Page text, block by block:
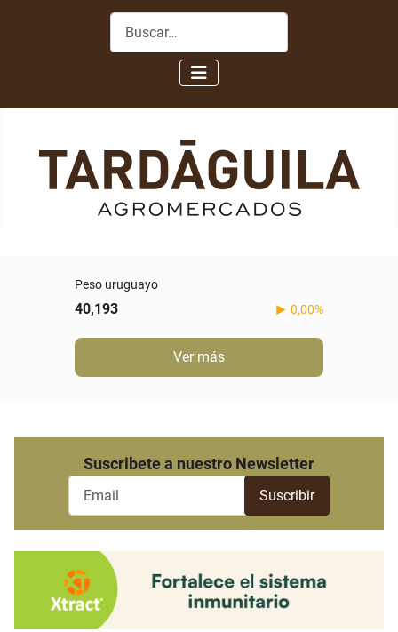
Buscar
Peso uruguayo
40,193 0,00%
Ver más
Suscribete a nuestro Newsletter